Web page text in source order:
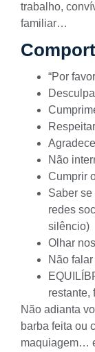
trabalho,
familiar…
“Por
Não
Cumprir
Saber
redes
silêncio)
Olhar
Não
restante,
Não adianta
barba feita ou
maquiagem…